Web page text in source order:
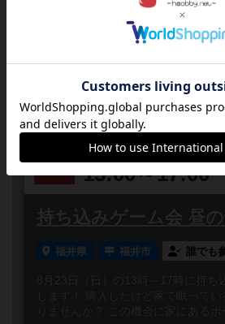
福井市 誰でも
8月22日（土）の13時～17時にカタ
ンの宇宙開拓者版をプレイ！ 日時
#ボードゲーム
#どなたでも #初参
#カタン宇宙開拓者
#お一人様歓迎
2026 年 08月23日 日曜日
13:00～17:00
持ち込みゲーム会 昼
福井県 福井市 誰でも
8月23日（日）の13時～17時に持ち
します！ 購入したけど家で眠ってい
りませんか？ この機会に家にあるボ